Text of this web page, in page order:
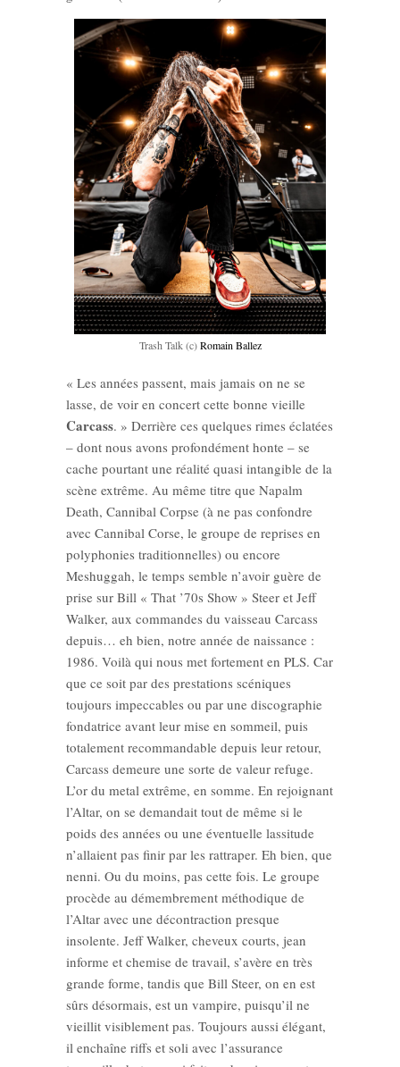
Trash Talk (c)Romain Ballez
« Les années passent, mais jamais on ne se
lasse, de voir en concert cette bonne vieille
Carcass. » Derrière ces quelques rimes éclatées
– dont nous avons profondément honte – se
cache pourtant une réalité quasi intangible de la
scène extrême. Au même titre que Napalm
Death, Cannibal Corpse (à ne pas confondre
avec Cannibal Corse, le groupe de reprises en
polyphonies traditionnelles) ou encore
Meshuggah, le temps semble n’avoir guère de
prise sur Bill « That ’70s Show » Steer et Jeff
Walker, aux commandes du vaisseau Carcass
depuis… eh bien, notre année de naissance :
1986. Voilà qui nous met fortement en PLS. Car
que ce soit par des prestations scéniques
toujours impeccables ou par une discographie
fondatrice avant leur mise en sommeil, puis
totalement recommandable depuis leur retour,
Carcass demeure une sorte de valeur refuge.
L’or du metal extrême, en somme. En rejoignant
l’Altar, on se demandait tout de même si le
poids des années ou une éventuelle lassitude
n’allaient pas finir par les rattraper. Eh bien, que
nenni. Ou du moins, pas cette fois. Le groupe
procède au démembrement méthodique de
l’Altar avec une décontraction presque
insolente. Jeff Walker, cheveux courts, jean
informe et chemise de travail, s’avère en très
grande forme, tandis que Bill Steer, on en est
sûrs désormais, est un vampire, puisqu’il ne
vieillit visiblement pas. Toujours aussi élégant,
il enchaîne riffs et soli avec l’assurance